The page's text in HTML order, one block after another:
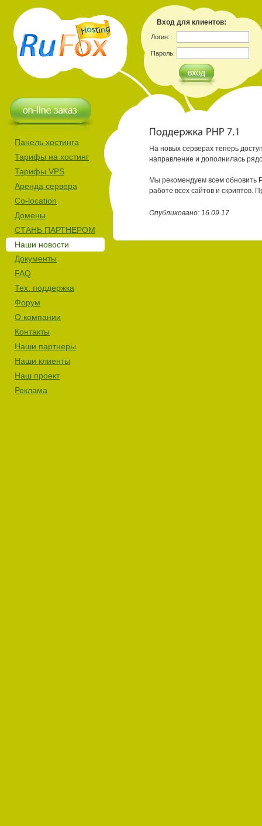
Вход для клиентов:
Логин:
Пароль:
Панель хостинга
Тарифы на хостинг
Тарифы VPS
Аренда сервера
Co-location
Домены
СТАНЬ ПАРТНЕРОМ
Наши новости
Документы
FAQ
Тех. поддержка
Форум
О компании
Контакты
Наши партнеры
Наши клиенты
Наш проект
Реклама
На новых серверах теперь
направление и дополнилась
Мы рекомендуем всем обновить
работе всех сайтов и
Опубликовано: 16.09.17